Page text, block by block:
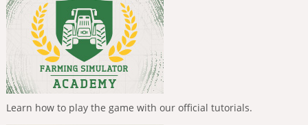
Learn how to play the game with our official tutorials.